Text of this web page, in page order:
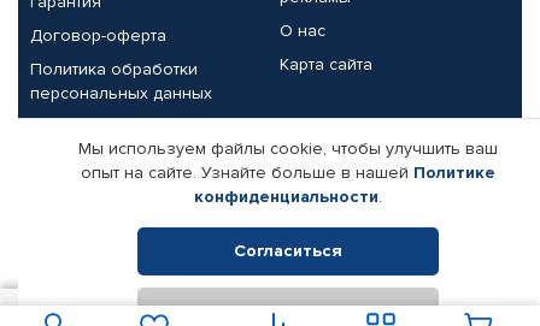
Договор-оферта
Политика обработки
персональных данных
О нас
Карта сайта
Партнерам
Корпоративным клиентам
Поставщикам
Реквизиты компании
© КАМАЗ ЦЕНТР ДОНЕЦК, 2015-2026. Все права защищены.
Мы используем файлы cookie, чтобы улучшить ваш
опыт на сайте. Узнайте больше в нашей Политике
конфиденциальности.
Согласиться
Отклонить